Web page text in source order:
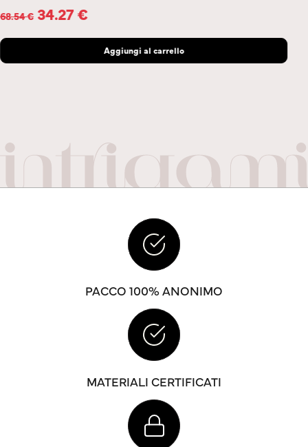
PACCO 100% ANONIMO
MATERIALI CERTIFICATI